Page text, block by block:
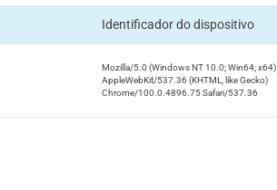
Identificador do dispositivo
Mozilla/5.0 (Windows NT 10.0; Win64; x64)
AppleWebKit/537.36 (KHTML, like Gecko)
Chrome/100.0.4896.75 Safari/537.36